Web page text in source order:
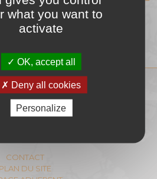
sélectionnés dans notre
de projets.
BOIS-ENERGIE
- 75008 PARIS
CONTACT
PLAN DU SITE
what you want to
activate
OK, accept all
Deny all cookies
Personalize